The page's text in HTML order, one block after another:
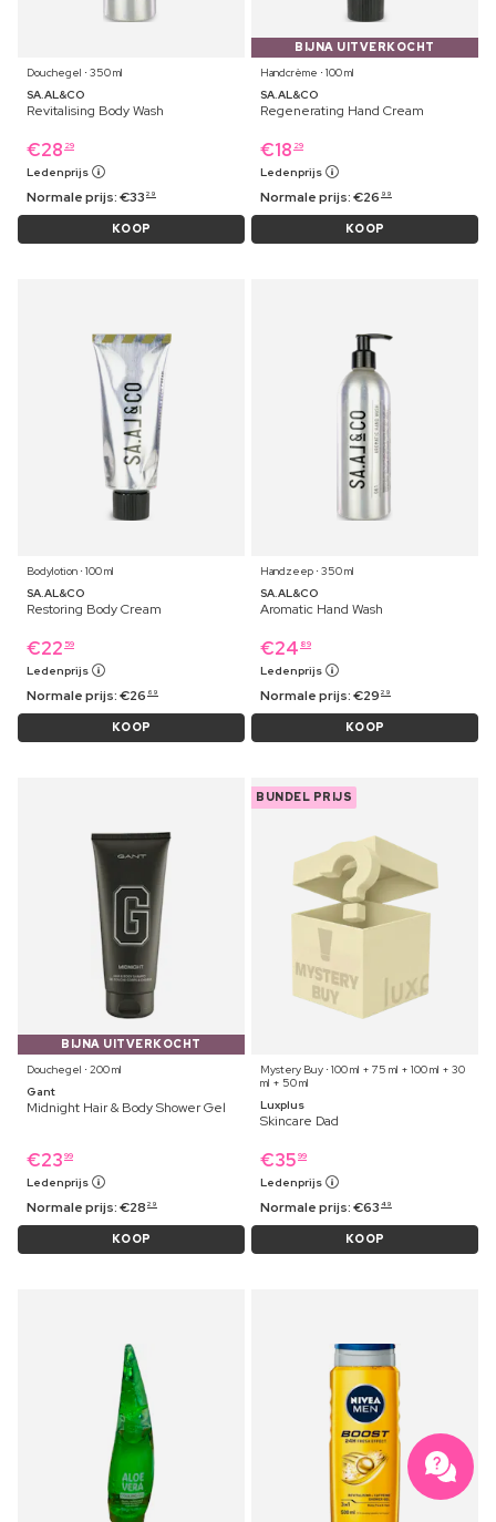
Douchegel ⋅ 350 ml
SA.AL&CO
Revitalising Body Wash
€28 29
Ledenprijs
Normale prijs:€33 29
KOOP
BIJNA UITVERKOCHT
Handcrème ⋅ 100 ml
SA.AL&CO
Regenerating Hand Cream
€18 29
Ledenprijs
Normale prijs:€26 99
KOOP
Bodylotion ⋅ 100 ml
SA.AL&CO
Restoring Body Cream
€22 59
Ledenprijs
Normale prijs:€26 69
KOOP
Handzeep ⋅ 350 ml
SA.AL&CO
Aromatic Hand Wash
€24 89
Ledenprijs
Normale prijs:€29 29
KOOP
BIJNA UITVERKOCHT
Douchegel ⋅ 200 ml
Gant
Midnight Hair & Body Shower Gel
€23 99
Ledenprijs
Normale prijs:€28 29
KOOP
BUNDEL PRIJS
Mystery Buy ⋅ 100 ml + 75 ml + 100 ml + 30
ml + 50 ml
Luxplus
Skincare Dad
€35 99
Ledenprijs
Normale prijs:€63 49
KOOP